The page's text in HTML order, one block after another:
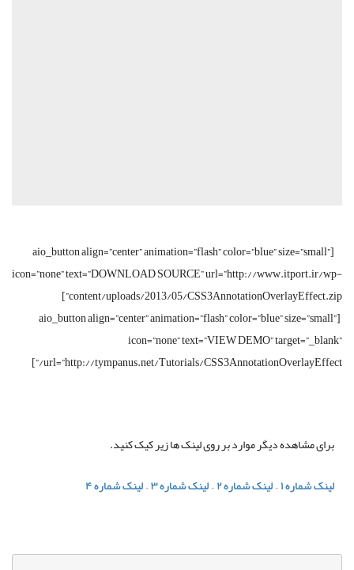
[aio_button align=”center” animation=”flash” color=”blue” size=”small”
icon=”none” text=”DOWNLOAD SOURCE” url=”http://www.itport.ir/wp-
content/uploads/2013/05/CSS3AnnotationOverlayEffect.zip”]
[aio_button align=”center” animation=”flash” color=”blue” size=”small”
icon=”none” text=”VIEW DEMO” target=”_blank”
url=”http://tympanus.net/Tutorials/CSS3AnnotationOverlayEffect/”]
برای مشاهده دیگر موارد بر روی لینک ها زیر کیک کنید.
لینک شماره ۱ –لینک شماره ۲ –لینک شماره ۳ –لینک شماره ۴